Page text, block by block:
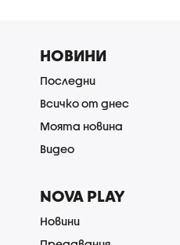
НОВИНИ
Последни
Всичко от днес
Моята новина
Видео
NOVA PLAY
Новини